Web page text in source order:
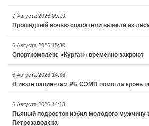
7 Августа 2026 09:19
Прошедшей ночью спасатели вывели из
6 Августа 2026 15:30
Спорткомплекс «Курган» временно закроют
6 Августа 2026 14:38
В июле пациентам РБ СЭМП помогла кровь
6 Августа 2026 14:13
Пьяный подросток избил молодого мужчину
Петрозаводска